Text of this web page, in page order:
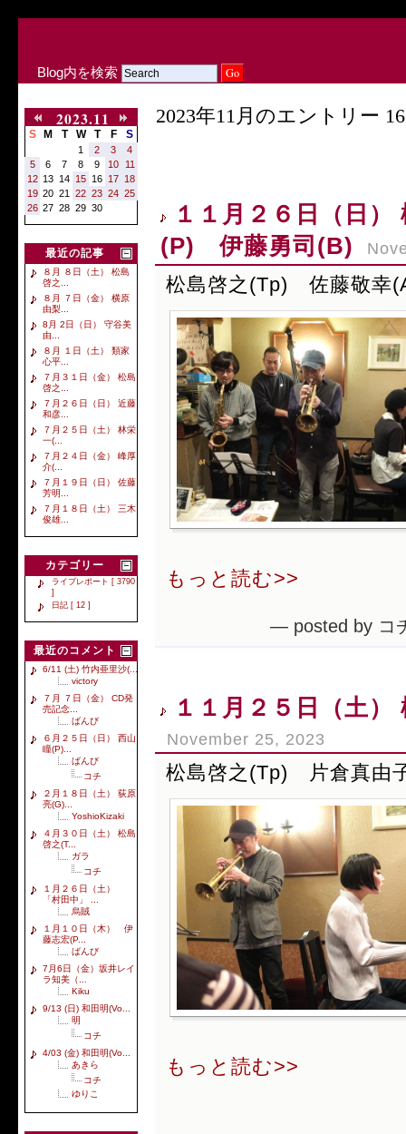
Blog内を検索
2023.11
S M T W T F S
1 2 3
4
5
6 7 8 9 10
11
12 13 14 15 16 17 18
19 20 21 22 23 24 25
26 27 28 29 30
最近の記事
８月 ８日（土） 松島
啓之...
８月 ７日（金） 横原
由梨...
8月 2日（日） 守谷美
由...
８月 １日（土） 類家
心平...
７月３１日（金） 松島
啓之...
７月２６日（日） 近藤
和彦...
７月２５日（土） 林栄
一(...
７月２４日（金） 峰厚
介(...
７月１９日（日） 佐藤
芳明...
７月１８日（土） 三木
俊雄...
カテゴリー
ライブレポート [ 3790
]
日記 [ 12 ]
最近のコメント
6/11 (土) 竹内亜里沙(...
victory
７月 ７日（金） CD発
売記念...
ばんび
６月２５日（日） 西山
瞳(P)...
ばんび
コチ
２月１８日（土） 荻原
亮(G)...
YoshioKizaki
４月３０日（土） 松島
啓之(T...
ガラ
コチ
１月２６日（土）
「村田中」 ...
烏賊
１月１０日（木） 伊
藤志宏(P...
ばんび
7月6日（金）坂井レイ
ラ知美（...
Kiku
9/13 (日) 和田明(Vo...
明
コチ
4/03 (金) 和田明(Vo...
あきら
コチ
ゆりこ
2023年11月のエントリー
１１月２６日（日
(P) 伊藤勇司(B)
松島啓之(Tp) 佐藤敬
もっと読む>>
— posted by コ
１１月２５日（土
November 25, 2023
松島啓之(Tp) 片倉真由
もっと読む>>